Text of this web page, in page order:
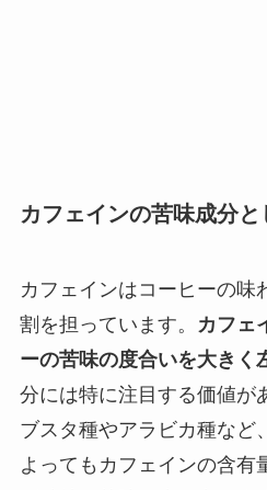
カフェインの苦味成分
カフェインはコーヒーの味
割を担っています。
カフェ
ーの苦味の度合いを大きく
分には特に注目する価値が
ブスタ種やアラビカ種など
よってもカフェインの含有